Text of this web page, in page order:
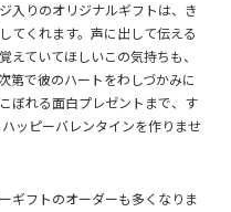
入りのオリジナルギフトは、き
てくれます。声に出して伝える
えていてほしいこの気持ちも、
第で彼のハートをわしづかみに
ぼれる面白プレゼントまで、す
ッピーバレンタインを作りませ
ギフトのオーダーも多くなりま